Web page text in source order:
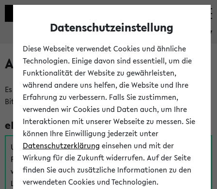
eKVV
Anmeldung am eKVV
Es gibt mehrere Möglichkeiten zur Anmeldung am eKVV.
Bitte wählen Sie die für Sie richtige aus:
eKVV für Studierende
Um sich einen Stundenplan zu erstellen und alle weiteren
Funktionen des eKVVs für Studierende zu nutzen,
verwenden Sie diesen Link zur Anmeldung über Ihr Uni
Login:
Datenschutzeinstellung
Diese Webseite verwendet Cookies und ähnliche
Technologien. Einige davon sind essentiell, um die
Funktionalität der Website zu gewährleisten,
während andere uns helfen, die Website und Ihre
Erfahrung zu verbessern. Falls Sie zustimmen,
verwenden wir Cookies und Daten auch, um Ihre
Interaktionen mit unserer Webseite zu messen. Sie
können Ihre Einwilligung jederzeit unter
Datenschutzerklärung einsehen und mit der
Wirkung für die Zukunft widerrufen. Auf der Seite
finden Sie auch zusätzliche Informationen zu den
verwendeten Cookies und Technologien.